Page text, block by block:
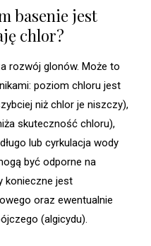
basenie jest
chlor?
rozwój glonów. Może to
poziom chloru jest
niż chlor je niszczy),
skuteczność chloru),
lub cyrkulacja wody
być odporne na
konieczne jest
oraz ewentualnie
(algicydu).